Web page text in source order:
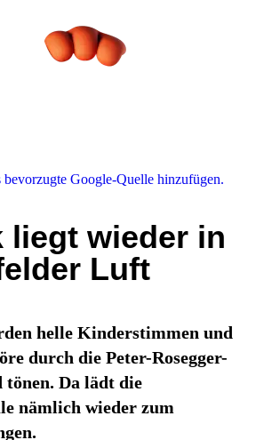
Google-Quelle hinzufügen.
liegt wieder in
Luft
helle Kinderstimmen und
durch die Peter-Rosegger-
Da lädt die
nämlich wieder zum